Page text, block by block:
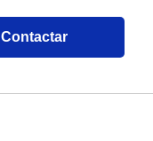
Contactar